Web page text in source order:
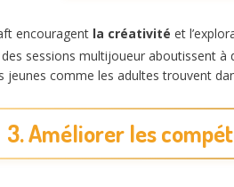
encouragent la créativité et
des sessions multijoueur aboutissent à
jeunes comme les adultes trouvent
3. Améliorer les